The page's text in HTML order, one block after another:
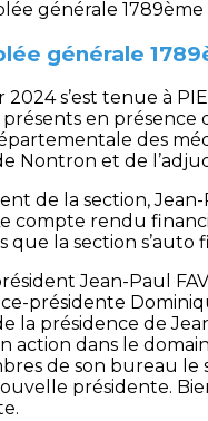
générale
2024 s’est tenue à
en présence
des
Nontron et de
de la section,
compte rendu
que la section
Jean-Paul
présidente
la présidence de
action dans le
de son bureau le
présidente.